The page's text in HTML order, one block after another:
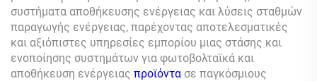
συστήματα αποθήκευσης ενέργειας και λύσεις σταθμών
παραγωγής ενέργειας, παρέχοντας αποτελεσματικές
και αξιόπιστες υπηρεσίες εμπορίου μιας στάσης και
ενοποίησης συστημάτων για φωτοβολταϊκά και
αποθήκευση ενέργειας προϊόντα σε παγκόσμιους